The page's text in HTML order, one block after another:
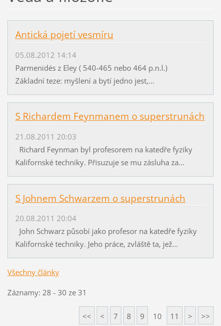
Antická pojetí vesmíru
05.08.2012 14:14
Parmenidés z Eley ( 540-465 nebo 464 p.n.l.)
Základní teze: myšlení a bytí jedno jest,...
S Richardem Feynmanem o superstrunách
21.08.2011 20:03
Richard Feynman byl profesorem na katedře fyziky
Kalifornské techniky. Přisuzuje se mu zásluha za...
S Johnem Schwarzem o superstrunách
20.08.2011 20:04
John Schwarz působí jako profesor na katedře fyziky
Kalifornské techniky. Jeho práce, zvláště ta, jež...
Všechny články
Záznamy: 28 - 30 ze 31
<< < 7 8 9 10 11 > >>